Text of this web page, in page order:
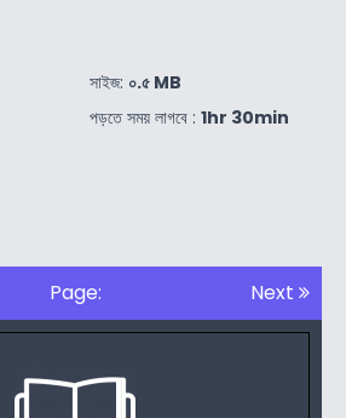
সাইজ: ০.৫ MB
পড়তে সময় লাগবে : 1hr 30min
Page: Next